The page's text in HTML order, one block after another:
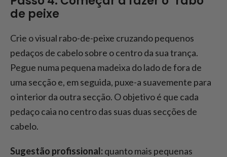
de peixe
Crie o visual rabo-de-peixe cruzando pequenos
pedaços de cabelo sobre o centro da sua trança.
Pegue numa pequena madeixa do lado de fora de
uma secção e, em seguida, puxe-a suavemente para
o interior da outra secção. O objetivo é que cada
pedaço caia no centro das suas duas secções de
cabelo.
Sugestão profissional:quanto mais pequenas